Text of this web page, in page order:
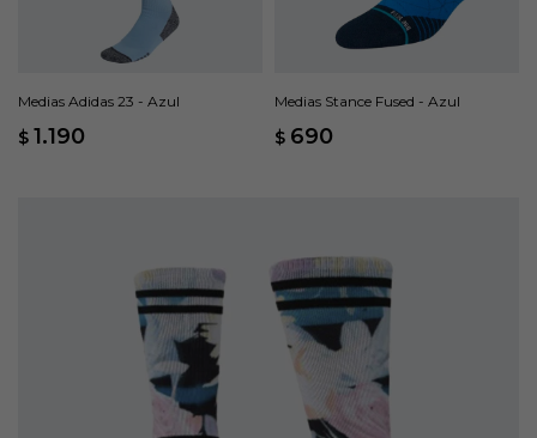
Medias Adidas 23 - Azul
$ 1.190
Medias Stance Fused - Azul
$ 690